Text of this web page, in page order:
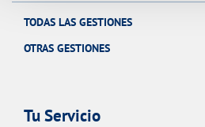
TODAS LAS GESTIONES
OTRAS GESTIONES
Tu Servicio